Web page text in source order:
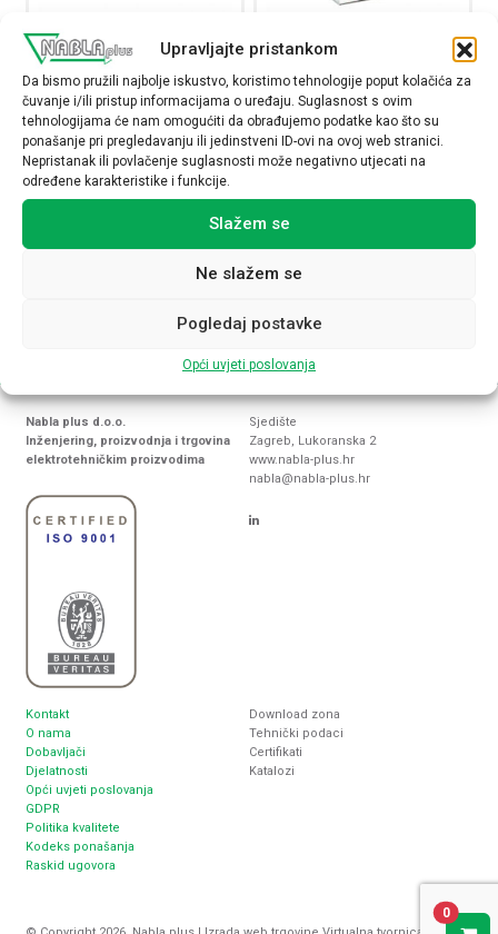
Upravljajte pristankom
Da bismo pružili najbolje iskustvo, koristimo tehnologije poput kolačića za
čuvanje i/ili pristup informacijama o uređaju. Suglasnost s ovim
tehnologijama će nam omogućiti da obrađujemo podatke kao što su
ponašanje pri pregledavanju ili jedinstveni ID-ovi na ovoj web stranici.
Nepristanak ili povlačenje suglasnosti može negativno utjecati na
određene karakteristike i funkcije.
Slažem se
Ne slažem se
Pogledaj postavke
Opći uvjeti poslovanja
Detektor pokreta, nadžbukna
ugradnja na strop, 360
stupnjeva, domet 8 m, IP21
048948
28,42€
Raspoloživost:
Detektor pokreta, nadžbukna ugradnja na strop, 360
Detektor pokreta, podžbukna
stupnjeva, domet 8 m, IP41
048944
26,81€
Raspoloživost:
Detektor pokreta,
Nabla plus d.o.o.
Inženjering, proizvodnja i trgovina
elektrotehničkim proizvodima
Sjedište
Zagreb, Lukoranska 2
www.nabla-plus.hr
nabla@nabla-plus.hr
Kontakt
O nama
Dobavljači
Djelatnosti
Opći uvjeti poslovanja
GDPR
Politika kvalitete
Kodeks ponašanja
Raskid ugovora
Download zona
Tehnički podaci
Certifikati
Katalozi
0